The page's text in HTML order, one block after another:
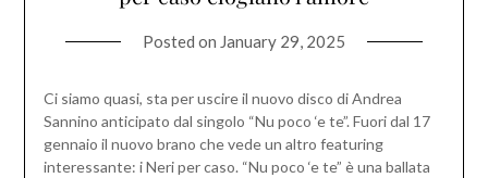
Posted on January 29, 2025
Ci siamo quasi, sta per uscire il nuovo disco di Andrea
Sannino anticipato dal singolo “Nu poco ‘e te”. Fuori dal 17
gennaio il nuovo brano che vede un altro featuring
interessante: i Neri per caso. “Nu poco ‘e te” è una ballata